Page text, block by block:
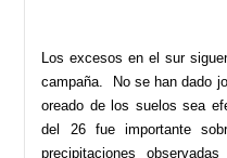
Los excesos en el sur
campaña. No se han dado
oreado de los suelos sea
del 26 fue importante
precipitaciones